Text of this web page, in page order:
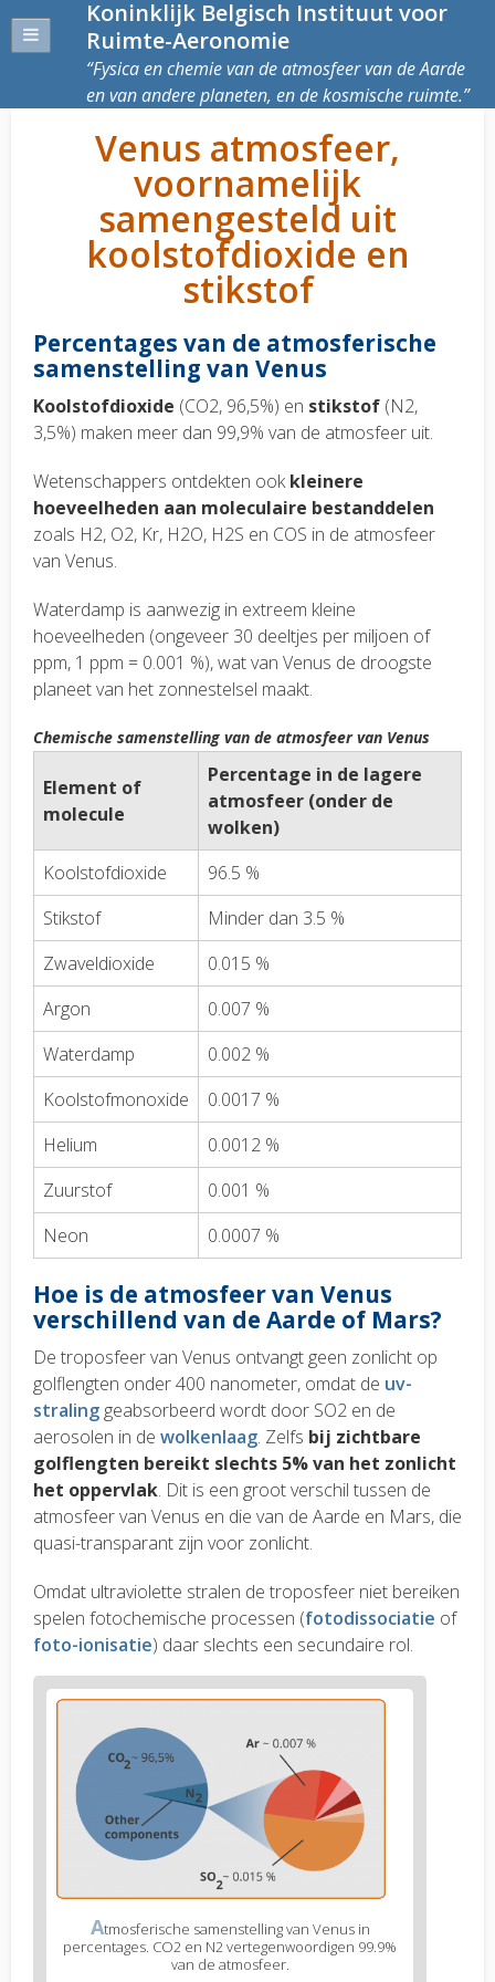
Koninklijk Belgisch Instituut voor
Ruimte-Aeronomie
Fysica en chemie van de atmosfeer van de Aarde
en van andere planeten, en de kosmische ruimte.
Venus atmosfeer,
voornamelijk
samengesteld uit
koolstofdioxide en
stikstof
Percentages van de atmosferische
samenstelling van Venus
Koolstofdioxide (CO2, 96,5%) en stikstof (N2,
3,5%) maken meer dan 99,9% van de atmosfeer uit.
Wetenschappers ontdekten ookkleinere
hoeveelheden aan moleculaire bestanddelen
zoals H2, O2, Kr, H2O, H2S en COS in de atmosfeer
van Venus.
Waterdamp is aanwezig in extreem kleine
hoeveelheden (ongeveer 30 deeltjes per miljoen of
ppm, 1 ppm = 0.001 %), wat van Venus de droogste
planeet van het zonnestelsel maakt.
Chemische samenstelling van de atmosfeer van Venus
Element of
molecule
Percentage in de lagere
atmosfeer (onder de
wolken)
Koolstofdioxide
96.5 %
Stikstof
Minder dan 3.5 %
Zwaveldioxide
0.015 %
Argon
0.007 %
Waterdamp
0.002 %
Koolstofmonoxide
0.0017 %
Helium
0.0012 %
Zuurstof
0.001 %
Neon
0.0007 %
Hoe is de atmosfeer van Venus
verschillend van de Aarde of Mars?
De troposfeer van Venus ontvangt geen zonlicht op
golflengten onder 400 nanometer, omdat de uv-
straling geabsorbeerd wordt door SO2 en de
aerosolen in de wolkenlaag. Zelfs bij zichtbare
golflengten bereikt slechts 5% van het zonlicht
het oppervlak. Dit is een groot verschil tussen de
atmosfeer van Venus en die van de Aarde en Mars, die
quasi-transparant zijn voor zonlicht.
Omdat ultraviolette stralen de troposfeer niet bereiken
spelen fotochemische processen (fotodissociatie of
foto-ionisatie) daar slechts een secundaire rol.
Atmosferische samenstelling van Venus in
percentages. CO2 en N2 vertegenwoordigen 99.9%
van de atmosfeer.